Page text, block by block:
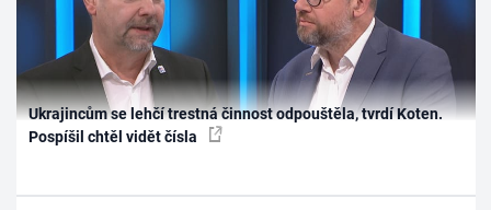
Ukrajincům se lehčí trestná činnost odpouštěla, tvrdí Koten.
Pospíšil chtěl vidět čísla